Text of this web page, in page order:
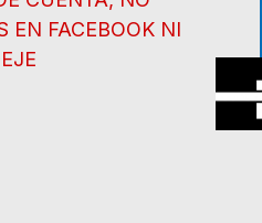
EN FACEBOOK NI